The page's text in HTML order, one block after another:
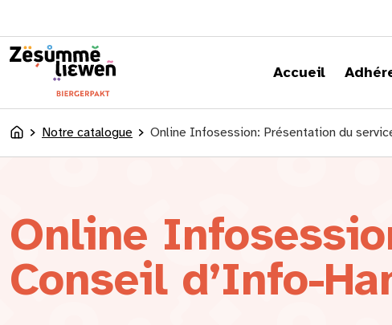
Accueil
AccueilNotre catalogue Online Infosession: Présentation du
Online
Conseil d’Info-